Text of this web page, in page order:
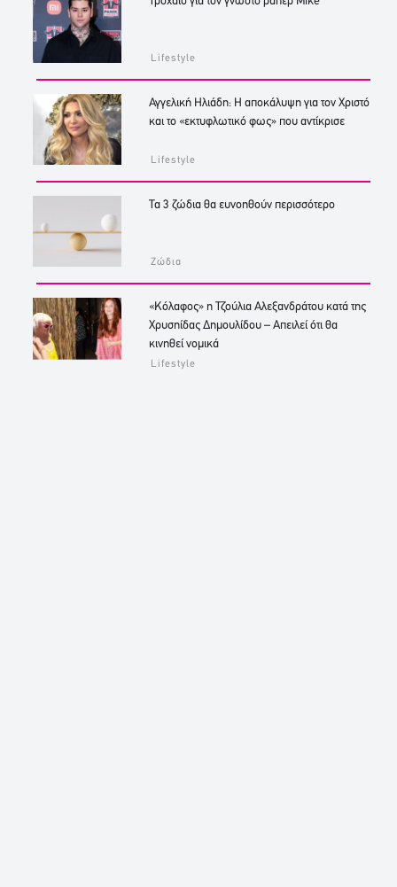
Lifestyle
Αγγελική Ηλιάδη: Η αποκάλυψη για τον Χριστό
και το «εκτυφλωτικό φως» που αντίκρισε
Lifestyle
Τα 3 ζώδια θα ευνοηθούν περισσότερο
Ζώδια
«Κόλαφος» η Τζούλια Αλεξανδράτου κατά της
Χρυσηίδας Δημουλίδου – Απειλεί ότι θα
κινηθεί νομικά
Lifestyle